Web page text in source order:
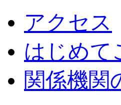
アクセス
はじめて
関係機関